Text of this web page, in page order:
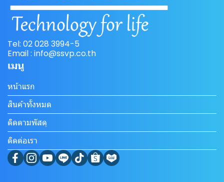
Tel: 02 028 3994-5
Email : info@ssvp.co.th
เมนู
หน้าแรก
สินค้าทั้งหมด
ติดตามพัสดุ
ติดต่อเรา